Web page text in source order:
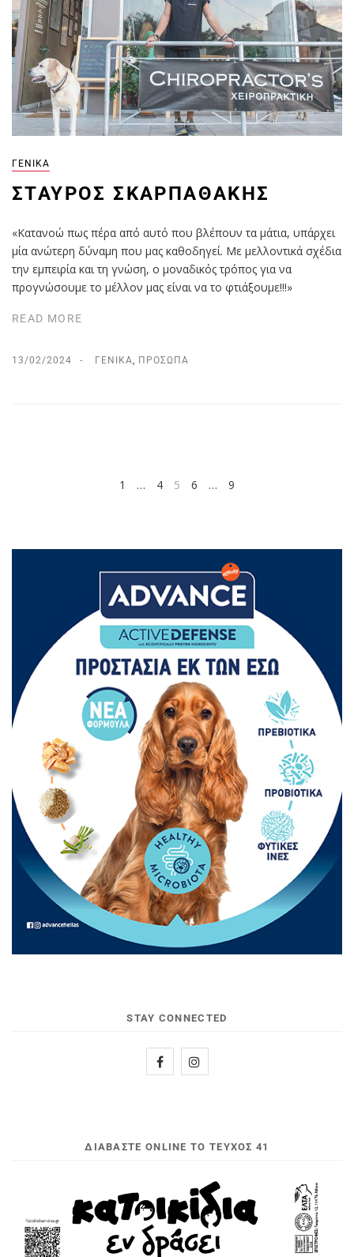
ΓΕΝΙΚΆ
ΣΤΑΎΡΟΣ ΣΚΑΡΠΑΘΆΚΗΣ
«Κατανοώ πως πέρα από αυτό που βλέπουν τα μάτια, υπάρχει
μία ανώτερη δύναμη που μας καθοδηγεί. Με μελλοντικά σχέδια
την εμπειρία και τη γνώση, ο μοναδικός τρόπος για να
προγνώσουμε το μέλλον μας είναι να το φτιάξουμε!!!»
READ MORE
13/02/2024 ΓΕΝΙΚΆ, ΠΡΌΣΩΠΑ
1 … 4 5 6 … 9
STAY CONNECTED
ΔΙΑΒΆΣΤΕ ONLINE ΤΟ ΤΕΎΧΟΣ 41